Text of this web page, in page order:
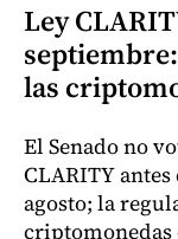
Ley
las
El Senado no
CLARITY antes
agosto; la
criptomonedas